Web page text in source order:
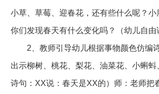
小草、草莓、迎春花，还有些什么呢？小
你们发现春天有什么变化吗？（幼儿自由
2、教师引导幼儿根据事物颜色仿编
出示柳树、桃花、梨花、油菜花、小蝌蚪
诗句：XX说：春天是XX的）师：老师把